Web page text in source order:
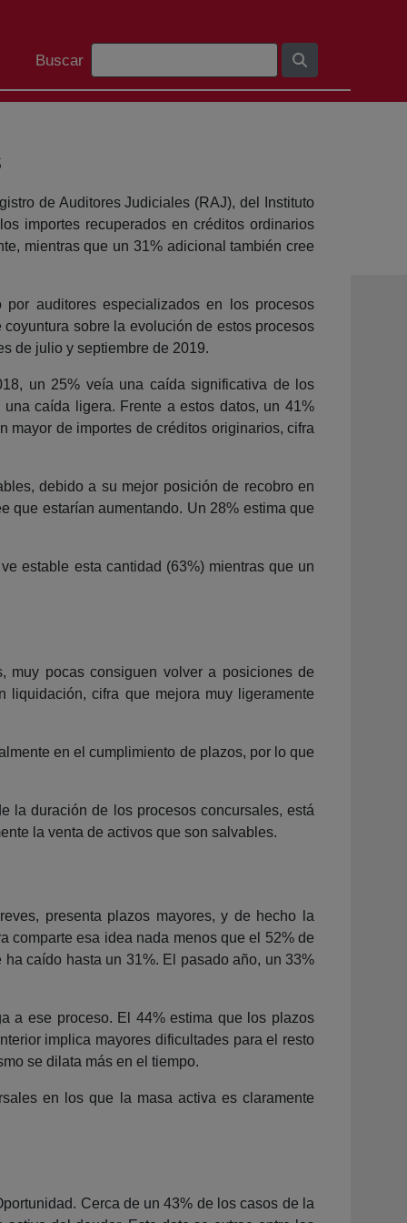
Search Bar
Buscar
de Auditores Judiciales (RAJ), del Instituto
importes recuperados en créditos ordinarios
mientras que un 31% adicional también cree
auditores especializados en los procesos
sobre la evolución de estos procesos
de julio y septiembre de 2019.
un 25% veía una caída significativa de los
caída ligera. Frente a estos datos, un 41%
mayor de importes de créditos originarios, cifra
debido a su mejor posición de recobro en
que estarían aumentando. Un 28% estima que
estable esta cantidad (63%) mientras que un
muy pocas consiguen volver a posiciones de
cifra que mejora muy ligeramente
en el cumplimiento de plazos, por lo que
la duración de los procesos concursales, está
la venta de activos que son salvables.
presenta plazos mayores, y de hecho la
comparte esa idea nada menos que el 52% de
caído hasta un 31%. El pasado año, un 33%
a ese proceso. El 44% estima que los plazos
implica mayores dificultades para el resto
se dilata más en el tiempo.
en los que la masa activa es claramente
Cerca de un 43% de los casos de la